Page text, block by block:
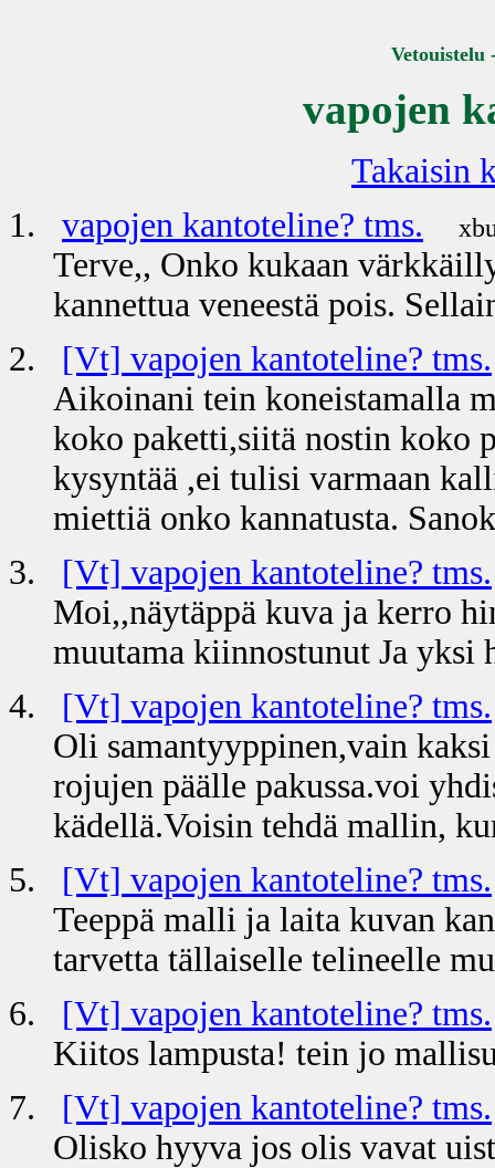
Vetouistelu
vapojen
Takaisin
1.
vapojen kantoteline? tms.
Terve,, Onko kukaan
kannettua veneestä pois.
2.
[Vt] vapojen kantoteline? tms.
Aikoinani tein koneistamalla
koko paketti,siitä nostin koko
kysyntää ,ei tulisi varmaan
miettiä onko kannatusta.
3.
[Vt] vapojen kantoteline? tms.
Moi,,näytäppä kuva ja kerro
muutama kiinnostunut Ja
4.
[Vt] vapojen kantoteline? tms.
Oli samantyyppinen,vain
rojujen päälle pakussa.voi
kädellä.Voisin tehdä mallin,
5.
[Vt] vapojen kantoteline? tms.
Teeppä malli ja laita kuvan
tarvetta tällaiselle telineelle
6.
[Vt] vapojen kantoteline? tms.
Kiitos lampusta! tein jo
7.
[Vt] vapojen kantoteline? tms.
Olisko hyyva jos olis vavat